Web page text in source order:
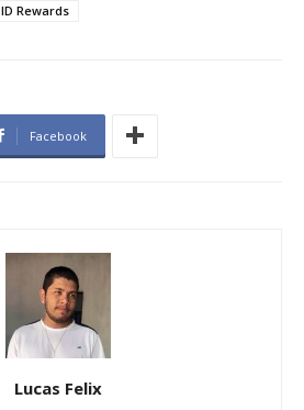
Rewards
Facebook
Lucas Felix